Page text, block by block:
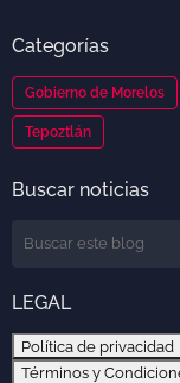
Categorías
Gobierno de Morelos
Tepoztlán
Buscar noticias
LEGAL
Política de privacidad
Términos y